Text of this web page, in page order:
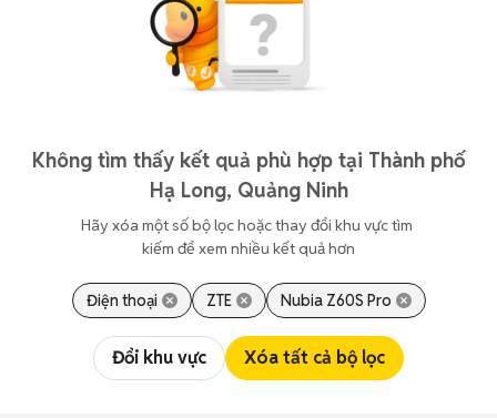
Không tìm thấy kết quả phù hợp tại Thành phố
Hạ Long, Quảng Ninh
Hãy xóa một số bộ lọc hoặc thay đổi khu vực tìm
kiếm để xem nhiều kết quả hơn
Điện thoại ZTE Nubia Z60S Pro
Đổi khu vực Xóa tất cả bộ lọc